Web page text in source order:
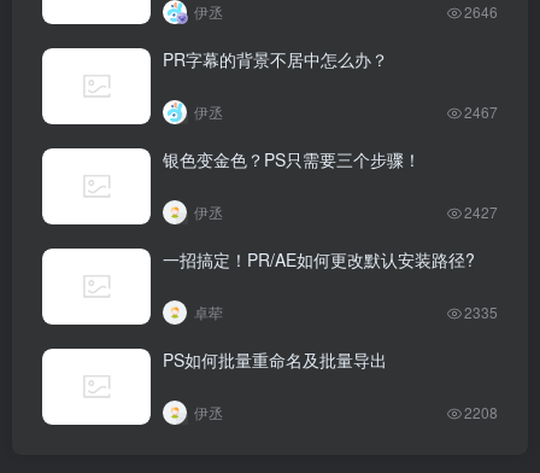
伊丞 2646
PR字幕的背景不居中怎么办？
伊丞 2467
银色变金色？PS只需要三个步骤！
伊丞 2427
一招搞定！PR/AE如何更改默认安装路径?
卓荦 2335
PS如何批量重命名及批量导出
伊丞 2208